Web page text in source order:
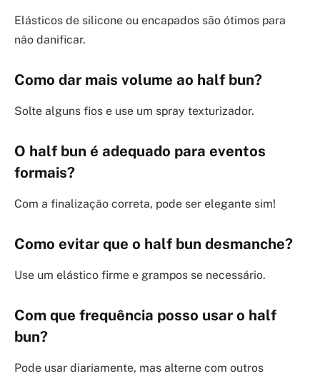
Elásticos de silicone ou encapados são ótimos para
não danificar.
Como dar mais volume ao half bun?
Solte alguns fios e use um spray texturizador.
O half bun é adequado para eventos
formais?
Com a finalização correta, pode ser elegante sim!
Como evitar que o half bun desmanche?
Use um elástico firme e grampos se necessário.
Com que frequência posso usar o half
bun?
Pode usar diariamente, mas alterne com outros